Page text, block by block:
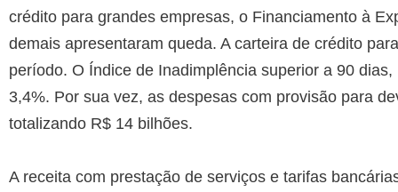
crédito para grandes empresas, o Financiamento à
demais apresentaram queda. A carteira de crédito
período. O Índice de Inadimplência superior a 90
3,4%. Por sua vez, as despesas com provisão para
totalizando R$ 14 bilhões.
A receita com prestação de serviços e tarifas